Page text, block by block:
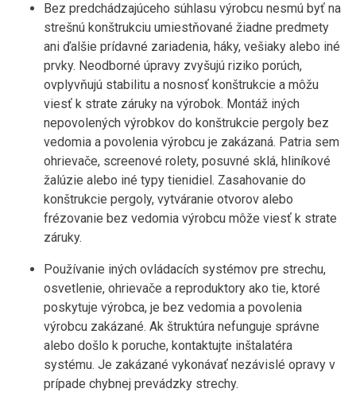
Bez predchádzajúceho súhlasu výrobcu nesmú byť na
strešnú konštrukciu umiestňované žiadne predmety
ani ďalšie prídavné zariadenia, háky, vešiaky alebo iné
prvky. Neodborné úpravy zvyšujú riziko porúch,
ovplyvňujú stabilitu a nosnosť konštrukcie a môžu
viesť k strate záruky na výrobok. Montáž iných
nepovolených výrobkov do konštrukcie pergoly bez
vedomia a povolenia výrobcu je zakázaná. Patria sem
ohrievače, screenové rolety, posuvné sklá, hliníkové
žalúzie alebo iné typy tienidiel. Zasahovanie do
konštrukcie pergoly, vytváranie otvorov alebo
frézovanie bez vedomia výrobcu môže viesť k strate
záruky.
Používanie iných ovládacích systémov pre strechu,
osvetlenie, ohrievače a reproduktory ako tie, ktoré
poskytuje výrobca, je bez vedomia a povolenia
výrobcu zakázané. Ak štruktúra nefunguje správne
alebo došlo k poruche, kontaktujte inštalatéra
systému. Je zakázané vykonávať nezávislé opravy v
prípade chybnej prevádzky strechy.